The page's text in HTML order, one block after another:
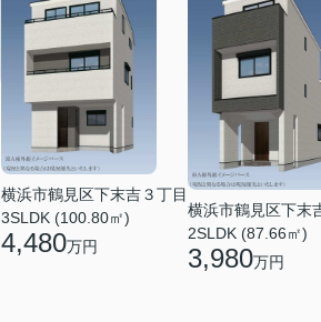
横浜市鶴見区下末吉３丁目
3SLDK (100.80㎡)
4,480万円
横浜市鶴見区下末
2SLDK (87.66㎡)
3,980万円